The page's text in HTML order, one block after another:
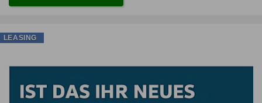
LEASING